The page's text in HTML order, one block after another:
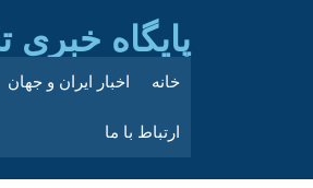
پایگاه خبری
خانه اخبار ایران و جهان
ارتباط با ما